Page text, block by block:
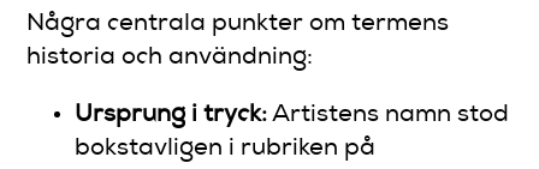
Några centrala punkter om termens
historia och användning:
Ursprung i tryck: Artistens namn stod
bokstavligen i rubriken på